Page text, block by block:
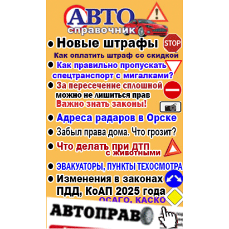
Афиша
Строительство и ремонт
Авто и мото
Рестораны, кафе, бары
Спорт Фитнес
Недвижимость
Красота Косметология
Телекоммуникации и связь
Торговля
Бизнес и финансы
Юристы, Экспертиза, Страхование
Ремонт
Социальные организации
Это интересно
Администрация
Популярное →
Строительство и ремонт